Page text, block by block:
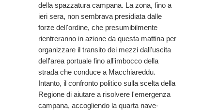
della spazzatura campana. La zona, fino a
ieri sera, non sembrava presidiata dalle
forze dell'ordine, che presumibilmente
rientreranno in azione da questa mattina per
organizzare il transito dei mezzi dall'uscita
dell'area portuale fino all'imbocco della
strada che conduce a Macchiareddu.
Intanto, il confronto politico sulla scelta della
Regione di aiutare a risolvere l'emergenza
campana, accogliendo la quarta nave-